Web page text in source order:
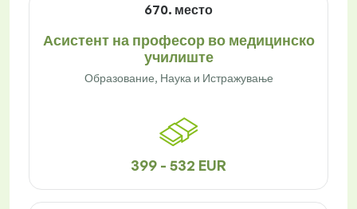
670. место
Асистент на професор во медицинско
училиште
Образование, Наука и Истражување
399 - 532 EUR